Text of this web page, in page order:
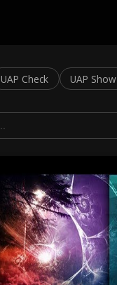
UAP Check UAP Show